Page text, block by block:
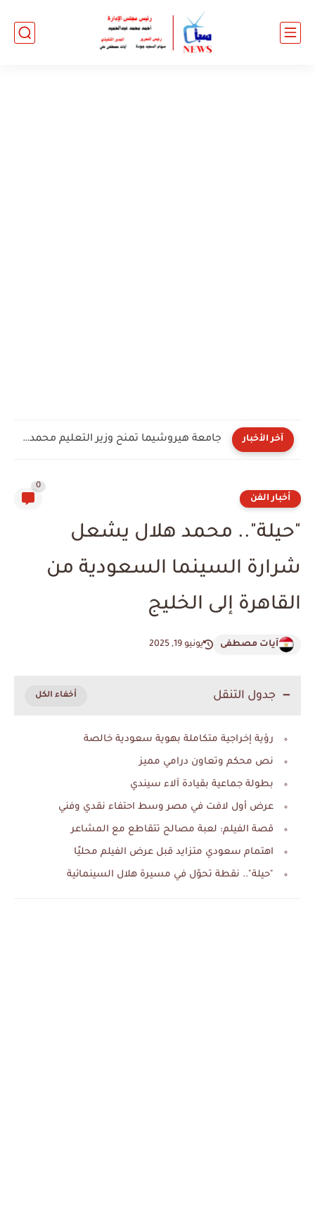
آخر الأخبار جامعة هيروشيما تمنح وزير التعليم محمد عبد اللطيف الدكتوراه الفخرية...
أخبار الفن
0
"حيلة".. محمد هلال يشعل
شرارة السينما السعودية من
القاهرة إلى الخليج
آيات مصطفى يونيو 19, 2025
جدول التنقل
رؤية إخراجية متكاملة بهوية سعودية خالصة
نص محكم وتعاون درامي مميز
بطولة جماعية بقيادة آلاء سيندي
عرض أول لافت في مصر وسط احتفاء نقدي وفني
قصة الفيلم: لعبة مصالح تتقاطع مع المشاعر
اهتمام سعودي متزايد قبل عرض الفيلم محليًا
"حيلة".. نقطة تحوّل في مسيرة هلال السينمائية